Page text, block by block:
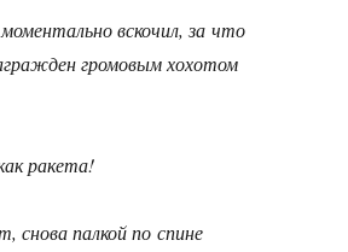
вскочил, за что
громовым хохотом
ракета!
палкой по спине